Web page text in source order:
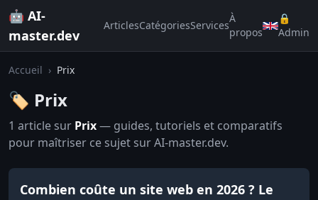
🤖 AI-
master.dev
ArticlesCatégoriesServices
À
propos
🔒
Admin
Accueil › Prix
🏷️ Prix
1 article sur Prix— guides, tutoriels et comparatifs
pour maîtriser ce sujet sur AI-master.dev.
Combien coûte un site web en 2026 ? Le